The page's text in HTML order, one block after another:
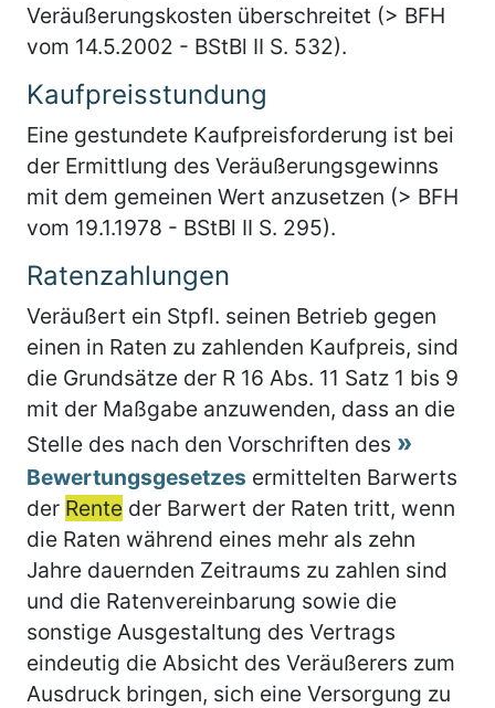
Veräußerungskosten überschreitet (> BFH
vom 14.5.2002 - BStBl II S. 532).
Kaufpreisstundung
Eine gestundete Kaufpreisforderung ist bei
der Ermittlung des Veräußerungsgewinns
mit dem gemeinen Wert anzusetzen (> BFH
vom 19.1.1978 - BStBl II S. 295).
Ratenzahlungen
Veräußert ein Stpfl. seinen Betrieb gegen
einen in Raten zu zahlenden Kaufpreis, sind
die Grundsätze der R 16 Abs. 11 Satz 1 bis 9
mit der Maßgabe anzuwenden, dass an die
Stelle des nach den Vorschriften des
Bewertungsgesetzes ermittelten Barwerts
der Rente der Barwert der Raten tritt, wenn
die Raten während eines mehr als zehn
Jahre dauernden Zeitraums zu zahlen sind
und die Ratenvereinbarung sowie die
sonstige Ausgestaltung des Vertrags
eindeutig die Absicht des Veräußerers zum
Ausdruck bringen, sich eine Versorgung zu